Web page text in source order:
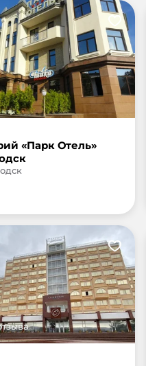
«Парк Отель»
а